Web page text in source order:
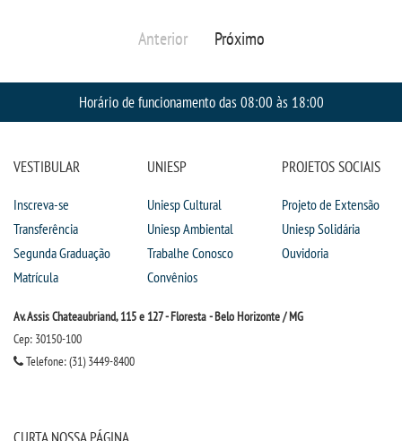
Anterior Próximo
Horário de funcionamento das 08:00 às 18:00
VESTIBULAR
Inscreva-se
Transferência
Segunda Graduação
Matrícula
UNIESP
Uniesp Cultural
Uniesp Ambiental
Trabalhe Conosco
Convênios
PROJETOS SOCIAIS
Projeto de Extensão
Uniesp Solidária
Ouvidoria
Av. Assis Chateaubriand, 115 e 127 - Floresta - Belo Horizonte / MG
Cep: 30150-100
Telefone: (31) 3449-8400